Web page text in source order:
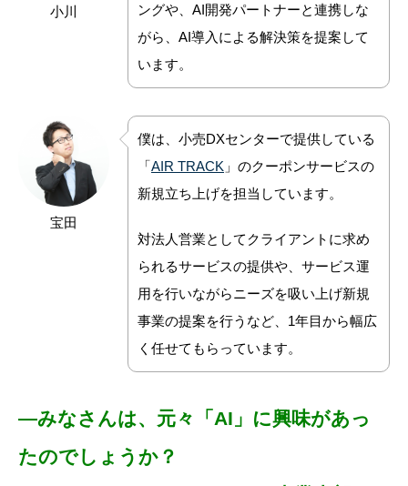
小川
ングや、AI開発パートナーと連携しな
がら、AI導入による解決策を提案して
います。
宝田
僕は、小売DXセンターで提供している
「AIR TRACK 」のクーポンサービスの
新規立ち上げを担当しています。
対法人営業としてクライアントに求め
られるサービスの提供や、サービス運
用を行いながらニーズを吸い上げ新規
事業の提案を行うなど、1年目から幅広
く任せてもらっています。
―みなさんは、元々「AI」に興味があっ
たのでしょうか？